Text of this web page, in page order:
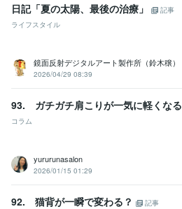
日記「夏の太陽、最後の治療」
記事
ライフスタイル
鏡面反射デジタルアート製作所（鈴木穣）
2026/04/29 08:39
93. ガチガチ肩こりが一気に軽くなる
コラム
yururunasalon
2026/01/15 01:29
92. 猫背が一瞬で変わる？
記事